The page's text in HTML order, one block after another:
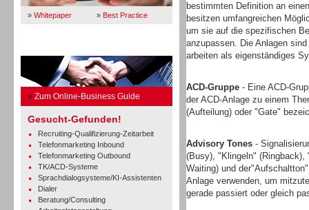
» Whitepaper » Best Practice
» Zum Online-Business Guide
Gesucht-Gefunden!
Recruiting-Qualifizierung-Zeitarbeit
Telefonmarketing Inbound
Telefonmarketing Outbound
TK/ACD-Systeme
Sprachdialogsysteme/KI-Assistenten
Dialer
Beratung/Consulting
bestimmten Definition an
besitzen umfangreichen
um sie auf die spezifischen
anzupassen. Die Anlagen
arbeiten als eigenständiges
ACD-Gruppe - Eine ACD-
der ACD-Anlage zu einem
(Aufteilung) oder "Gate"
Advisory Tones -
(Busy), "Klingeln"
Waiting) und
Anlage verwenden, um
gerade passiert oder gleich